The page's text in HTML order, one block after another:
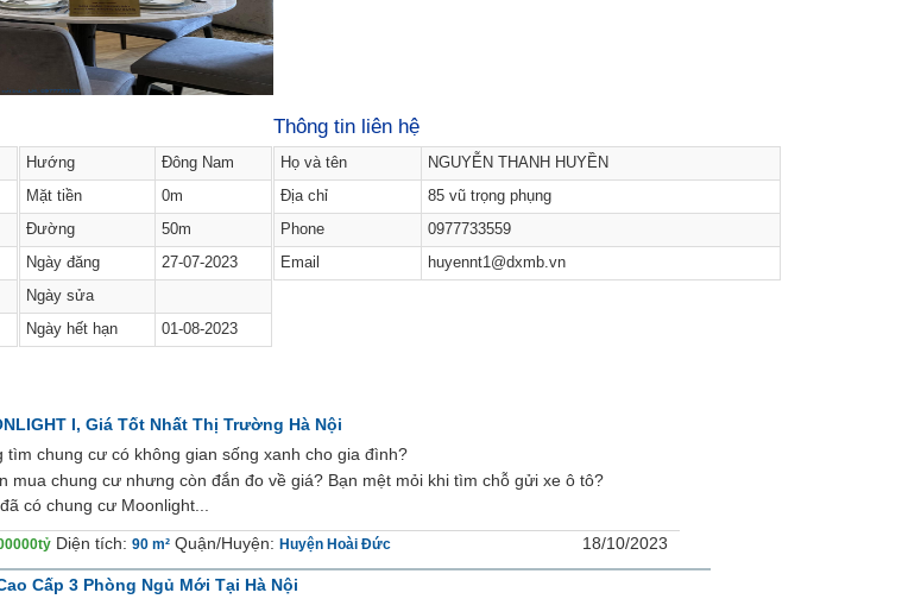
Hướng
Đông Nam
Mặt tiền
0m
Đường
50m
Ngày đăng
27-07-2023
Ngày sửa
Ngày hết hạn
01-08-2023
Thông tin liên hệ
Họ và tên
NGUYỄN THANH HUYỀN
Địa chỉ
85 vũ trọng phụng
Phone
0977733559
Email
huyennt1@dxmb.vn
I, Giá Tốt Nhất Thị Trường Hà Nội
tìm chung cư có không gian sống xanh cho gia đình?
mua chung cư nhưng còn đắn đo về giá? Bạn mệt mỏi khi tìm chỗ gửi xe ô tô?
có chung cư Moonlight...
Diện tích: 90 m² Quận/Huyện: Huyện Hoài Đức 18/10/2023
Cấp 3 Phòng Ngủ Mới Tại Hà Nội